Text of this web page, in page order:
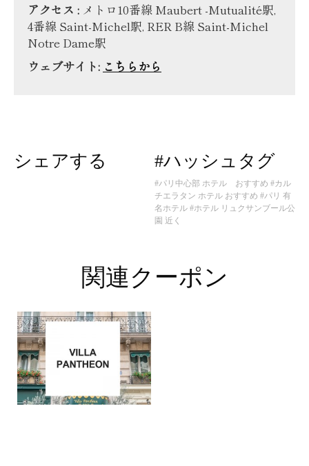
アクセス : メトロ10番線 Maubert -Mutualité駅,
4番線 Saint-Michel駅, RER B線 Saint-Michel
Notre Dame駅
ウェブサイト: こちらから
シェアする #ハッシュタグ
#パリ中心部 ホテル おすすめ #カル
チエラタン ホテル おすすめ #パリ 有
名ホテル #ホテル リュクサンブール公
園 近く
関連クーポン